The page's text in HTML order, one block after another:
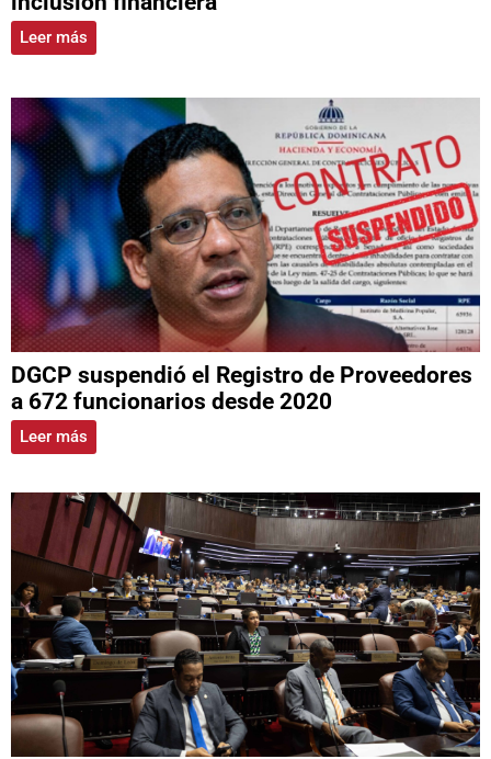
Leer más
DGCP suspendió el Registro de Proveedores
a 672 funcionarios desde 2020
Leer más